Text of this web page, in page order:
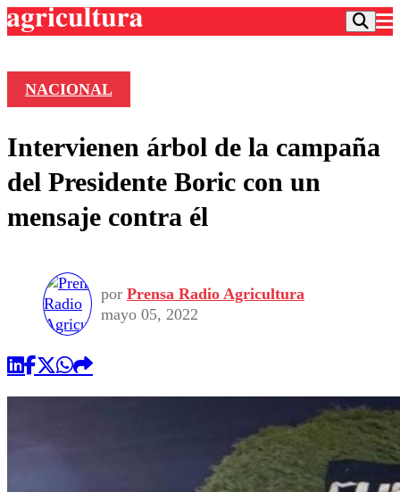
Frecuencias
Agricultura TV
Deportes
Colo Colo
Seleccion Chilena
Torneo Internacional
Entretención
Economía
Internacional
Publicaciones en medios
Opinión
Programas
NACIONAL
Intervienen árbol de la campaña
del Presidente Boric con un
mensaje contra él
por Prensa Radio Agricultura
mayo 05, 2022